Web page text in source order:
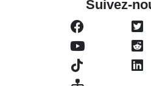
Suivez-